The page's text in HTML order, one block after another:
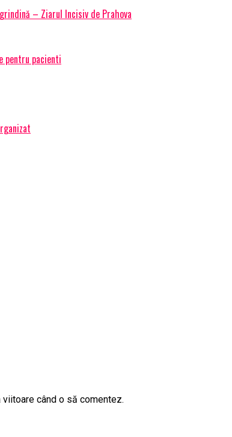
– Ziarul Incisiv de Prahova
pentru pacienti
când o să comentez.